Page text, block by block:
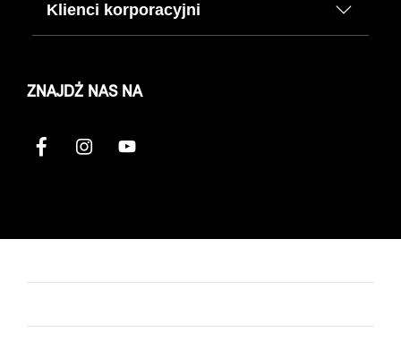
Klienci korporacyjni
ZNAJDŹ NAS NA